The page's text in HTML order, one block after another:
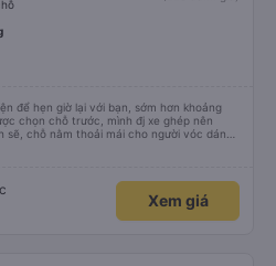
để hẹn giờ lại với bạn, sớm hơn khoảng
chọn chỗ trước, mình đj xe ghép nên
chỗ nằm thoải mái cho người vóc dáng
xíu ha ). Hừm xe mới, điều hoà lạnh sâu
khoảng 2-3 lần nhưng vẫn ngủ ngon
). Nhà xe nên mắc cái rèm hay màn
ổm cho 2 bên. Nói chung mình rất có thiện
Xem giá